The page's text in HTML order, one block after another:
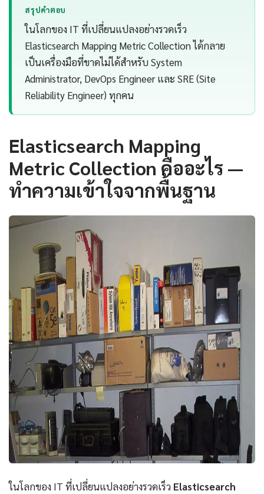
สรุปคำตอบ
ในโลกของ IT ที่เปลี่ยนแปลงอย่างรวดเร็ว
Elasticsearch Mapping Metric Collection ได้กลาย
เป็นเครื่องมือที่ขาดไม่ได้สำหรับ System
Administrator, DevOps Engineer และ SRE (Site
Reliability Engineer) ทุกคน
Elasticsearch Mapping
Metric Collection คืออะไร —
ทำความเข้าใจจากพื้นฐาน
ในโลกของ IT ที่เปลี่ยนแปลงอย่างรวดเร็ว Elasticsearch